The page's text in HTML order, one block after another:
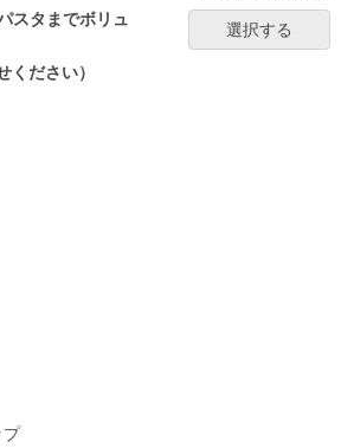
選択する
スタまでボリュ
ださい）
プ